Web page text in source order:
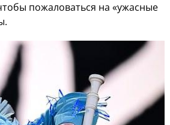
пожаловаться на «ужасные